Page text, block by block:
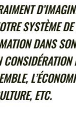
SYSTÈME
DANS
CONSIDÉRATION
ETC.